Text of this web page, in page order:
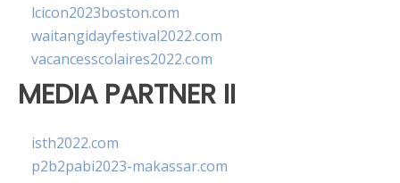
lcicon2023boston.com
waitangidayfestival2022.com
vacancesscolaires2022.com
MEDIA PARTNER II
isth2022.com
p2b2pabi2023-makassar.com